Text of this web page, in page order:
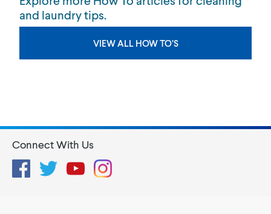
and laundry tips.
VIEW ALL HOW TO’S
Connect With Us
FacebookTwitterYouTubeInstagram